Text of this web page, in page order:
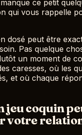
ce petit
qui vous rappelle
dosé peut être
Pas quelque
un moment de
caresses, où les
et où chaque
jeu coquin
votre